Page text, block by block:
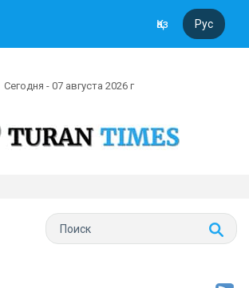
Қаз Рус
Сегодня - 07 августа 2026 г